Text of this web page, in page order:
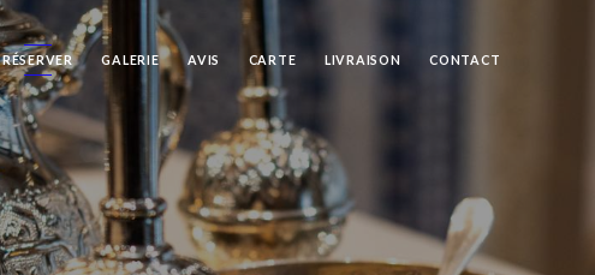
RÉSERVER GALERIE AVIS CARTE LIVRAISON CONTACT